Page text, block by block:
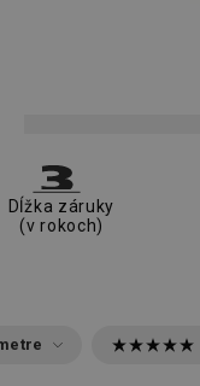
Dĺžka záruky
(v rokoch)